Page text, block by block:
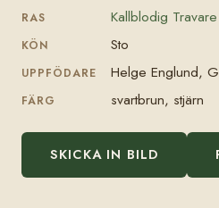
RAS Kallblodig Travare
KÖN Sto
UPPFÖDARE Helge Englund,
FÄRG svartbrun, stjärn
SKICKA IN BILD